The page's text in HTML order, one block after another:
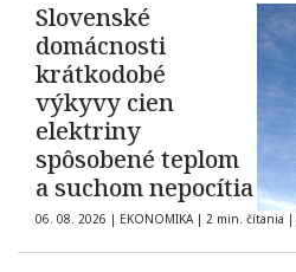
Slovenské
domácnosti
krátkodobé
výkyvy cien
elektriny
spôsobené teplom
a suchom nepocítia
06. 08. 2026 | EKONOMIKA | 2 min. čítania |